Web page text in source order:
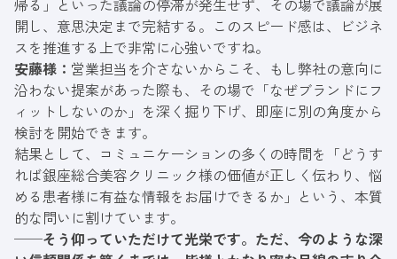
開し、意思決定まで完結する。このスピード感は、ビジネ
スを推進する上で非常に心強いですね。
安藤様： 営業担当を介さないからこそ、もし弊社の意向に
沿わない提案があった際も、その場で「なぜブランドにフ
ィットしないのか」を深く掘り下げ、即座に別の角度から
検討を開始できます。
結果として、コミュニケーションの多くの時間を「どうす
れば銀座総合美容クリニック様の価値が正しく伝わり、悩
める患者様に有益な情報をお届けできるか」という、本質
的な問いに割けています。
──そう仰っていただけて光栄です。ただ、今のような深